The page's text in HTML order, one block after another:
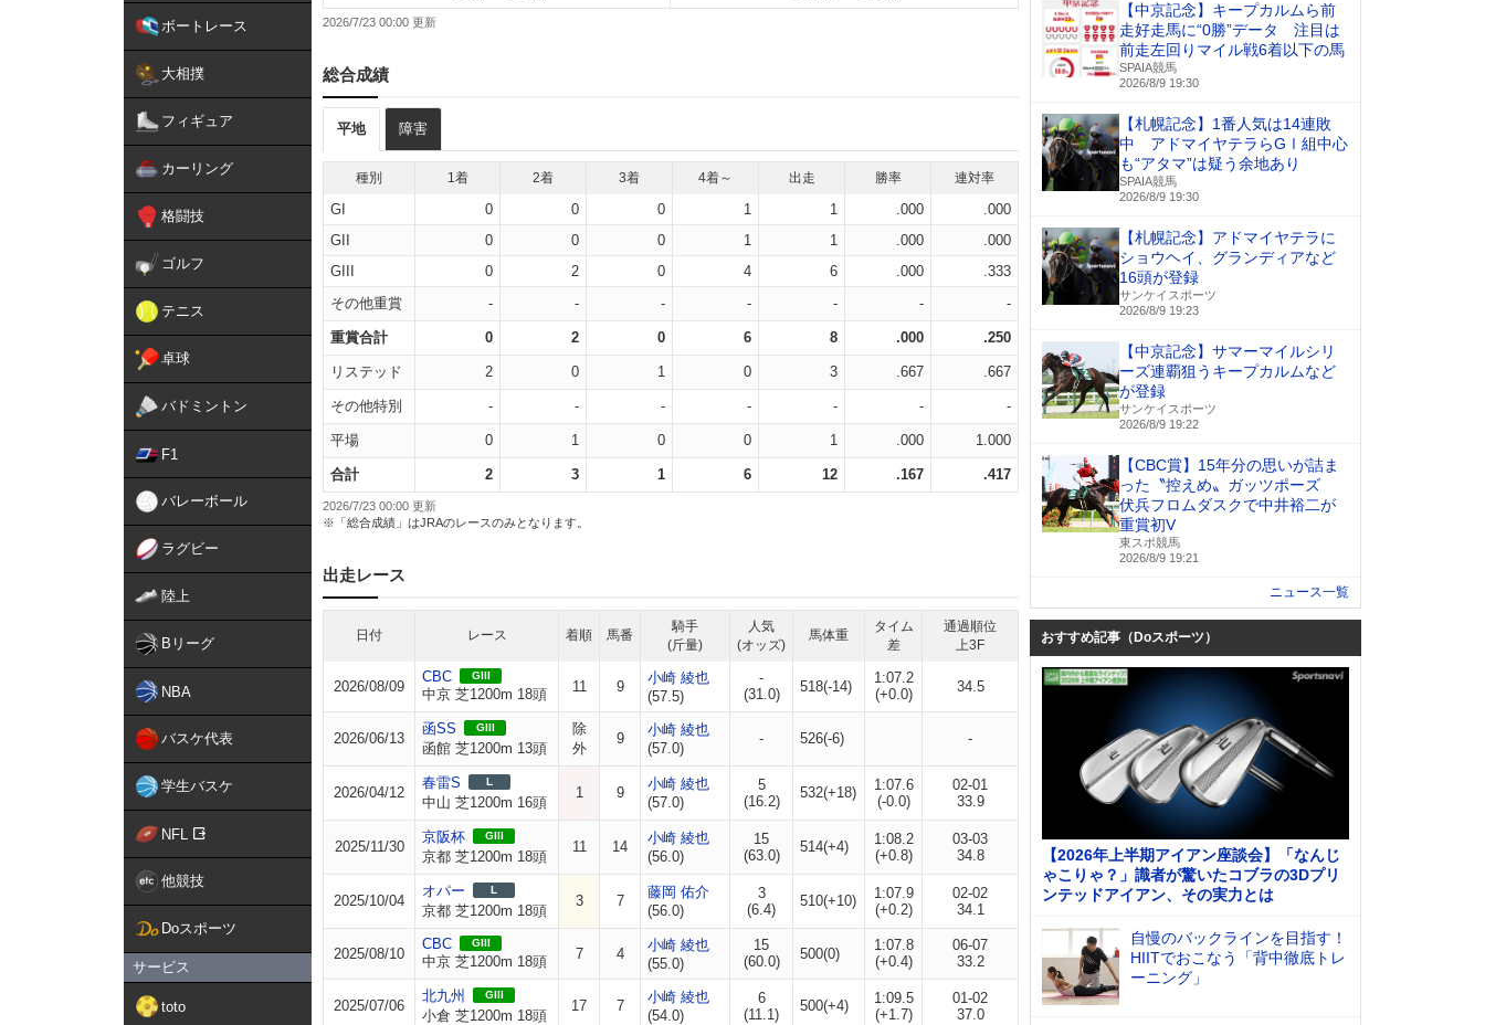
ボートレース
大相撲
フィギュア
カーリング
格闘技
ゴルフ
テニス
卓球
バドミントン
F1
バレーボール
ラグビー
陸上
Bリーグ
NBA
バスケ代表
学生バスケ
NFL
他競技
Doスポーツ
サービス
toto
2026/7/23 00:00
総合成績
平地 障害
種別 1着 2着 3着 4着～ 出走 勝率 連対率
GI 0 0 0 1 1 .000
.000
GII
0 0 0 1 1 .000
.000
GIII
0 2 0 4 6 .000
.333
その他重賞
- - - - - - -
重賞合計 0 2 0 6 8 .000 .250
リステッド 2 0 1 0 3 .667 .667
その他特別 - - - - - - -
平場 0 1 0 0 1 .000 1.000
合計 2 3 1 6 12 .167 .417
2026/7/23 00:00 更新
※「総合成績」はJRAのレースのみとなります。
出走レース
日付 レース 着順 馬番
騎手
(斤量)
人気
(オッズ)
馬体重
タイム
差
通過順位
上3F
2026/08/09
CBC GIII
中京 芝1200m 18頭 11 9
小崎 綾也
(57.5)
-
(31.0)
518(-14)
1:07.2
(+0.0)
34.5
2026/06/13
函SS GIII
函館 芝1200m 13頭
除
外
9
小崎 綾也
(57.0)
- 526(-6) -
2026/04/12
春雷S L
中山 芝1200m 16頭
1 9
小崎 綾也
(57.0)
5
(16.2)
532(+18)
1:07.6
(-0.0)
02-01
33.9
2025/11/30
京阪杯 GIII
京都 芝1200m 18頭
11 14
小崎 綾也
(56.0)
15
(63.0)
514(+4)
1:08.2
(+0.8)
03-03
34.8
2025/10/04
オパー L
京都 芝1200m 18頭
3 7
藤岡 佑介
(56.0)
3
(6.4)
510(+10)
1:07.9
(+0.2)
02-02
34.1
2025/08/10
CBC GIII
中京 芝1200m 18頭 7 4
小崎 綾也
(55.0)
15
(60.0)
500(0)
1:07.8
(+0.4)
06-07
33.2
2025/07/06
北九州 GIII
小倉 芝1200m 18頭
17 7
小崎 綾也
(54.0)
6
(11.1)
500(+4)
1:09.5
(+1.7)
01-02
37.0
【中京記念】キープカルムら前
走好走馬に“0勝”データ 注目は
前走左回りマイル戦6着以下の馬
SPAIA競馬
2026/8/9 19:30
【札幌記念】1番人気は14連敗
中 アドマイヤテラらGⅠ組中心
も“アタマ”は疑う余地あり
SPAIA競馬
2026/8/9 19:30
【札幌記念】アドマイヤテラに
ショウヘイ、グランディアなど
16頭が登録
サンケイスポーツ
2026/8/9 19:23
【中京記念】サマーマイルシリ
ーズ連覇狙うキープカルムなど
が登録
サンケイスポーツ
2026/8/9 19:22
【CBC賞】15年分の思いが詰ま
った〝控えめ〟ガッツポーズ
伏兵フロムダスクで中井裕二が
重賞初V
東スポ競馬
2026/8/9 19:21
ニュース一覧
おすすめ記事（Doスポーツ）
【2026年上半期アイアン座談会】「なんじ
ゃこりゃ？」識者が驚いたコブラの3Dプリ
ンテッドアイアン、その実力とは
自慢のバックラインを目指す！
HIITでおこなう「背中徹底トレ
ーニング」